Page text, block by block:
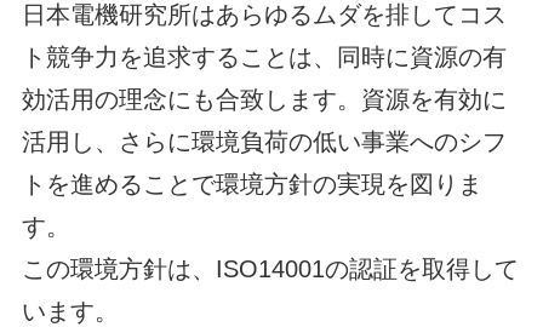
日本電機研究所はあらゆるムダを排してコス
ト競争力を追求することは、同時に資源の有
効活用の理念にも合致します。資源を有効に
活用し、さらに環境負荷の低い事業へのシフ
トを進めることで環境方針の実現を図りま
す。
この環境方針は、ISO14001の認証を取得して
います。